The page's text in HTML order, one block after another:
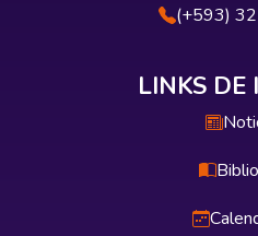
(+593)
LINKS DE